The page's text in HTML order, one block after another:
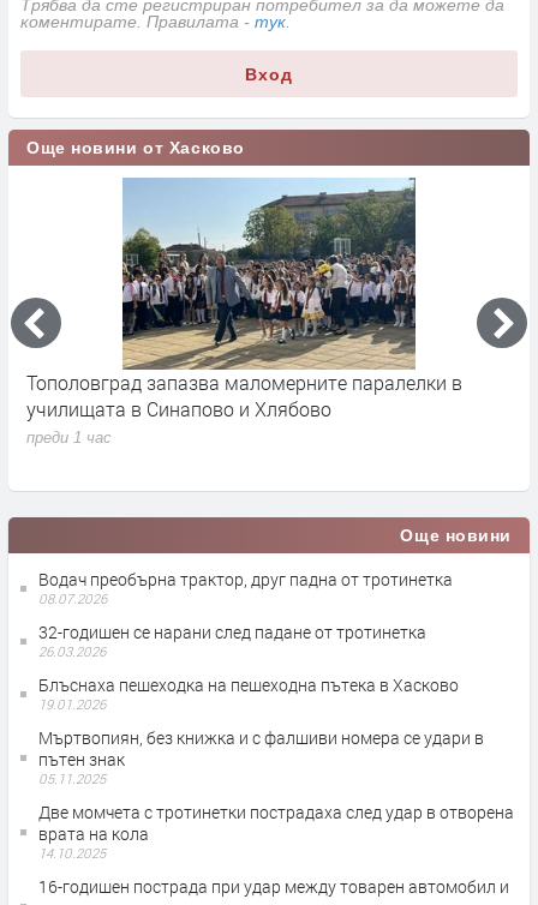
Трябва да сте регистриран потребител за да можете да
коментирате. Правилата - тук
Вход
Още новини от Хасково
Тополовград запазва маломерните паралелки в
училищата в Синапово и Хлябово
преди 1 час
Още новини
Водач преобърна трактор, друг падна от тротинетка
08.07.2026
32-годишен се нарани след падане от тротинетка
26.03.2026
Блъснаха пешеходка на пешеходна пътека в Хасково
19.01.2026
Мъртвопиян, без книжка и с фалшиви номера се удари в
пътен знак
05.11.2025
Две момчета с тротинетки пострадаха след удар в отворена
врата на кола
14.10.2025
16-годишен пострада при удар между товарен автомобил и